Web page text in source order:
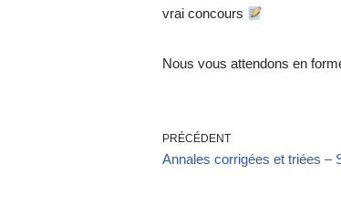
vrai concours
Nous vous attendons en
PRÉCÉDENT
Annales corrigées et triées –